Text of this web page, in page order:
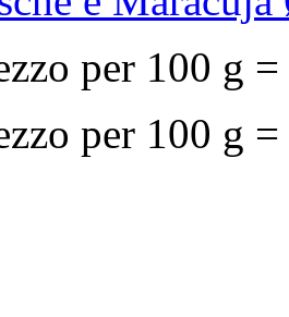
per 100 g
per 100 g